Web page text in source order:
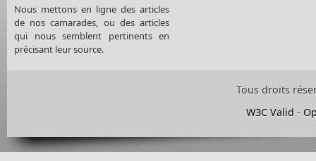
Nous mettons en ligne des articles
de nos camarades, ou des articles
qui nous semblent pertinents en
précisant leur source.
Tous droits
W3C Valid -